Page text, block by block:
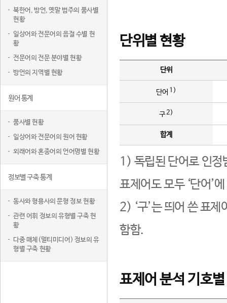
북한어, 방언, 옛말 범주의 품사별
현황
일상어와 전문어의 음절 수별 현
황
전문어의 전문 분야별 현황
방언의 지역별 현황
원어 통계
품사별 현황
일상어와 전문어의 원어 현황
외래어와 혼종어의 언어명별 현황
정보별 구축 통계
동사와 형용사의 문형 정보 현황
관련 어휘 정보의 유형별 구축 현
황
다중 매체(멀티미디어) 정보의 유
형별 구축 현황
단위별 현황
단위
단어 1)
구2)
합계
1) 독립된 단어로 인정
표제어도 모두 ‘단어’
2) ‘구’는 띄어 쓴 표
함함.
표제어 분석 기호